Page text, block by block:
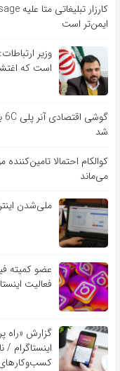
ایمن‌تر است
وزیر
است که
شد
می‌ماند
ملی‌شدن
عضو کمیته
فعالیت
گزارش «راه
اینستاگرام /